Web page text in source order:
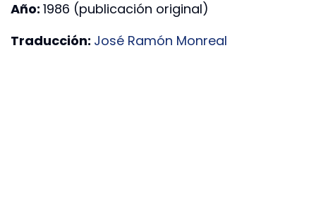
Año: 1986 (publicación original)
Traducción: José Ramón Monreal